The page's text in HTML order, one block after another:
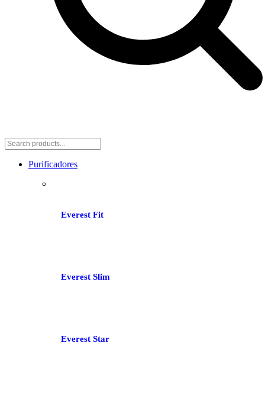
Purificadores
Everest Fit
Everest Slim
Everest Star